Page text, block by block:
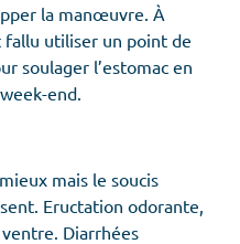
la manœuvre. À
fallu utiliser un point de
soulager l’estomac en
end.
mais le soucis
Eructation odorante,
Diarrhées